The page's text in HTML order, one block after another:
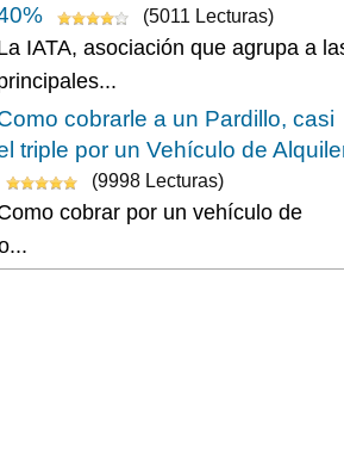
(5011 Lecturas)
IATA, asociación que agrupa a
cobrarle a un Pardillo, casi
triple por un Vehículo de
(9998 Lecturas)
cobrar por un vehículo de